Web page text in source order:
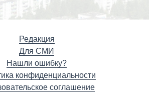
Редакция
Для СМИ
Нашли ошибку?
конфиденциальности
соглашение